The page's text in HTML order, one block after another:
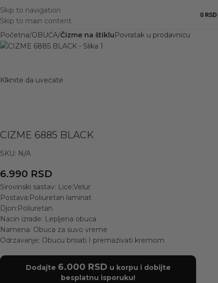
Skip to navigation
Skip to main content
0 RSD
Početna OBUĆA Čizme na štikluPovratak u prodavnicu
Klknite da uvećate
CIZME 6885 BLACK
SKU: N/A
6.990 RSD
Sirovinski sastav: Lice:Velur
Postava:Poliuretan laminat
Djon:Poliuretan
Nacin izrade: Lepljena obuca
Namena: Obuca za suvo vreme
Odrzavanje: Obucu brisati I premazivati kremom
Dodajte 6.000 RSD u korpu i dobijte
besplatnu isporuku!